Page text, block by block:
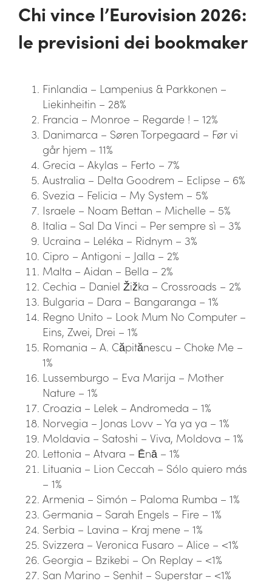
Chi vince l’Eurovision 2026:
le previsioni dei bookmaker
Finlandia – Lampenius & Parkkonen –
Liekinheitin – 28%
Francia – Monroe – Regarde ! – 12%
Danimarca – Søren Torpegaard – Før vi
går hjem – 11%
Grecia – Akylas – Ferto – 7%
Australia – Delta Goodrem – Eclipse – 6%
Svezia – Felicia – My System – 5%
Israele – Noam Bettan – Michelle – 5%
Italia – Sal Da Vinci – Per sempre sì – 3%
Ucraina – Leléka – Ridnym – 3%
Cipro – Antigoni – Jalla – 2%
Malta – Aidan – Bella – 2%
Cechia – Daniel Žižka – Crossroads – 2%
Bulgaria – Dara – Bangaranga – 1%
Regno Unito – Look Mum No Computer –
Eins, Zwei, Drei – 1%
Romania – A. Căpitănescu – Choke Me –
1%
Lussemburgo – Eva Marija – Mother
Nature – 1%
Croazia – Lelek – Andromeda – 1%
Norvegia – Jonas Lovv – Ya ya ya – 1%
Moldavia – Satoshi – Viva, Moldova – 1%
Lettonia – Atvara – Ēnā – 1%
Lituania – Lion Ceccah – Sólo quiero más
– 1%
Armenia – Simón – Paloma Rumba – 1%
Germania – Sarah Engels – Fire – 1%
Serbia – Lavina – Kraj mene – 1%
Svizzera – Veronica Fusaro – Alice – <1%
Georgia – Bzikebi – On Replay – <1%
San Marino – Senhit – Superstar – <1%